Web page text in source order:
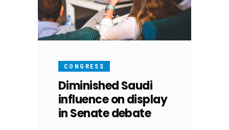
CONGRESS
Diminished Saudi
influence on display
in Senate debate